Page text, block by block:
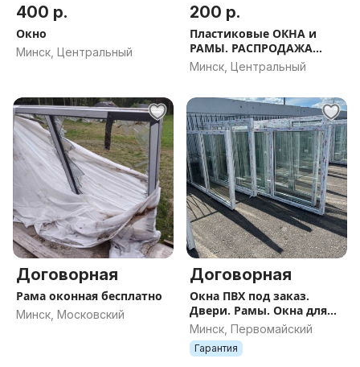
400 р.
Окно
Минск, Центральный
200 р.
Пластиковые ОКНА и
РАМЫ. РАСПРОДАЖА
Скидки до 50%
Минск, Центральный
Договорная
Рама оконная бесплатно
Минск, Московский
Договорная
Окна ПВХ под заказ.
Двери. Рамы. Окна для
дачи
Минск, Первомайский
Гарантия